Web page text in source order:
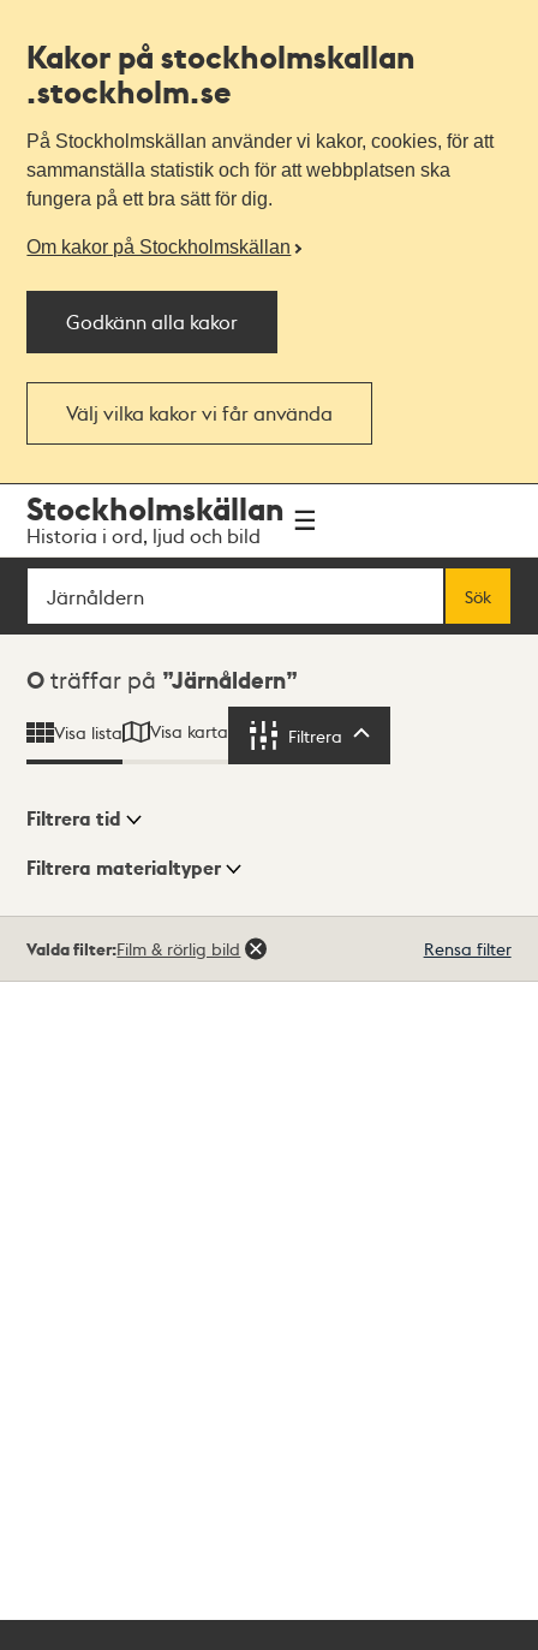
Kakor på stockholmskallan
.stockholm.se
På Stockholmskällan använder vi kakor, cookies, för att
sammanställa statistik och för att webbplatsen ska
fungera på ett bra sätt för dig.
Om kakor på Stockholmskällan
Godkänn alla kakor
Välj vilka kakor vi får använda
navigationen
huvudinnehållet
Stockholmskällan
Historia i ord, ljud och bild
Sök
Sök
Sökresultat
0 träffar på Järnåldern
Visa lista Visa karta Filtrera
Visningsläge
Filtrera tid
Filtrera materialtyper
träffar
Valda filter:Film & rörlig bild Rensa filter